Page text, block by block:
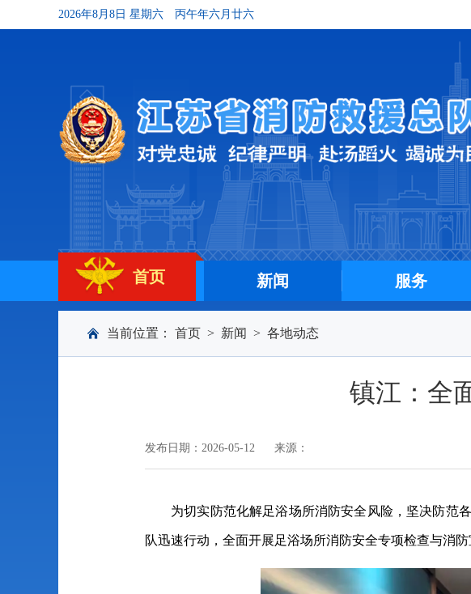
2026年8月8日 星期六 丙午年六月廿六
首页 新闻 服务
当前位置： 首页 > 新闻 > 各地动态
镇江：全
发布日期：2026-05-12 来源：
为切实防范化解足浴场所消防安全风险，坚决防范
队迅速行动，全面开展足浴场所消防安全专项检查与消防